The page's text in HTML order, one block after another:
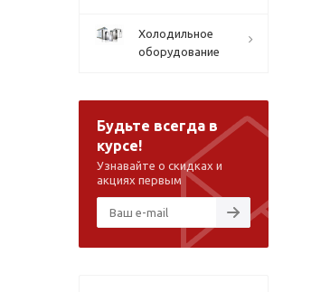
Холодильное
оборудование
Будьте всегда в
курсе!
Узнавайте о скидках и
акциях первым